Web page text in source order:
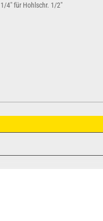
4" für Hohlschr. 1/2"